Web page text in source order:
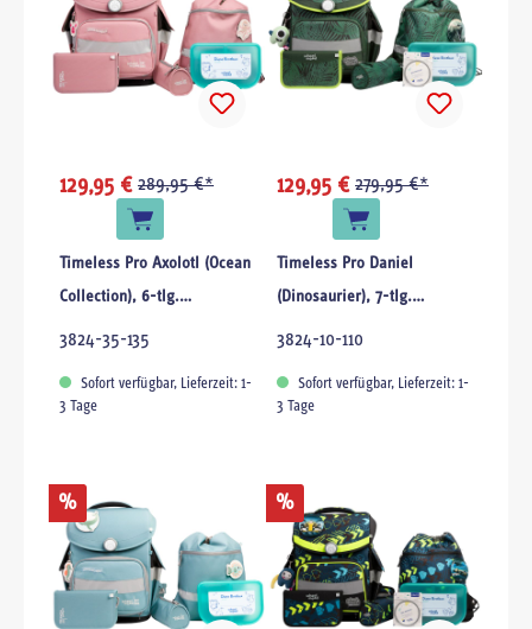
129,95 € 289,95 €*
Timeless Pro Axolotl (Ocean
Collection), 6-tlg.
Schulranzenset
3824-35-135
Sofort verfügbar, Lieferzeit: 1-
3 Tage
129,95 € 279,95 €*
Timeless Pro Daniel
(Dinosaurier), 7-tlg.
Schulranzenset
3824-10-110
Sofort verfügbar, Lieferzeit: 1-
3 Tage
% %